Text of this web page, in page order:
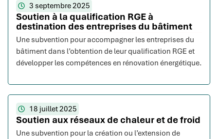
3 septembre 2025
Soutien à la qualification RGE à
destination des entreprises du bâtiment
Une subvention pour accompagner les entreprises du
bâtiment dans l’obtention de leur qualification RGE et
développer les compétences en rénovation énergétique.
18 juillet 2025
Soutien aux réseaux de chaleur et de froid
Une subvention pour la création ou l’extension de